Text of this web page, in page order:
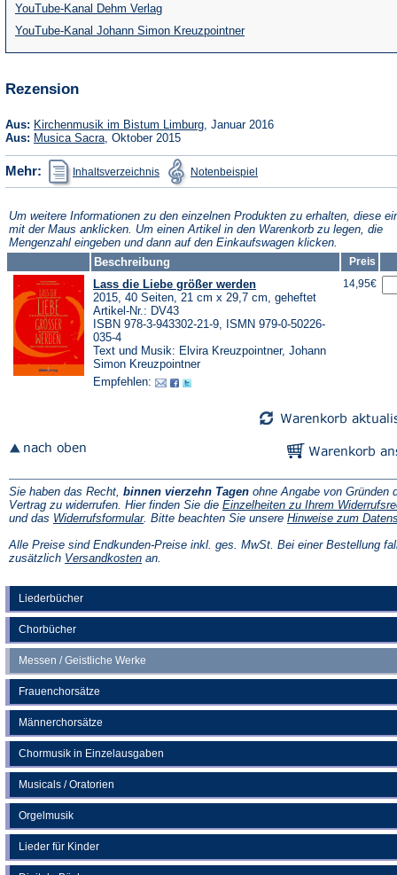
Liederbücher
Chorbücher
Messen / Geistliche Werke
Frauenchorsätze
Männerchorsätze
Chormusik in Einzelausgaben
Musicals / Oratorien
Orgelmusik
Lieder für Kinder
YouTube-Kanal Dehm Verlag(Öffnet
in
einem
YouTube-Kanal Johann Simon Kreuzpointner(Öffnet
in
Tab)
Rezension
Aus: Kirchenmusik im Bistum Limburg(Öffnet
Tab)
, Januar 2016
Aus: Musica Sacra(Öffnet
neuen
Tab)
, Oktober 2015
Mehr: Inhaltsverzeichnis
(Öffnet
in
einem
Tab)
Notenbeispiel in
einem
Tab)
Um weitere Informationen zu den einzelnen Produkten zu erhalten, diese
mit der Maus anklicken. Um einen Artikel in den Warenkorb zu legen, die
Mengenzahl eingeben und dann auf den Einkaufswagen klicken.
Beschreibung
Preis
Lass die Liebe größer werden
2015, 40 Seiten, 21 cm x 29,7 cm, geheftet
Artikel-Nr.: DV43
ISBN 978-3-943302-21-9, ISMN 979-0-50226-
035-4
Text und Musik: Elvira Kreuzpointner, Johann
Simon Kreuzpointner
Empfehlen:
14,95€
Sie haben das Recht, binnen vierzehn Tagen ohne Angabe von Gründen
Vertrag zu widerrufen. Hier finden Sie die Einzelheiten zu Ihrem
und das Widerrufsformular(Öffnet
einem
neuen
. Bitte beachten Sie unsere Hinweise zum
Alle Preise sind Endkunden-Preise inkl. ges. MwSt. Bei einer Bestellung
zusätzlich Versandkosten(Öffnet
an.